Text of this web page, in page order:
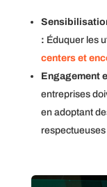
: Éduquer les
centers et
Engagement
entreprises
en adoptant
respectueuses